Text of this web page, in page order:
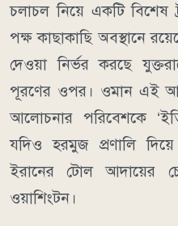
চলাচল নিয়ে একটি বিশেষ
পক্ষ কাছাকাছি অবস্থানে
দেওয়া নির্ভর করছে
পূরণের ওপর। ওমান এই
আলোচনার পরিবেশকে
যদিও হরমুজ প্রণালি
ইরানের টোল আদায়ের
ওয়াশিংটন।